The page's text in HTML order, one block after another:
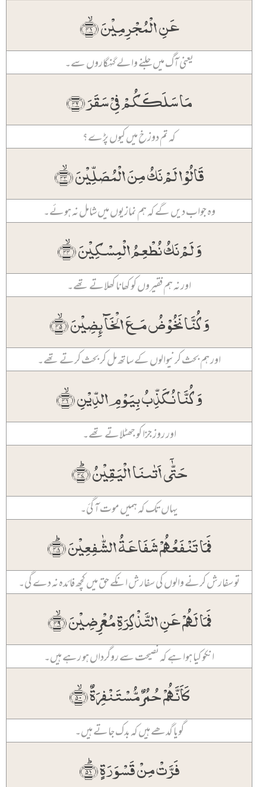
عَنِ الۡمُجۡرِمِیۡنَ ﴿ۙ۴۱﴾
یعنی آگ میں جلنے والے گنہگاروں سے۔
مَا سَلَکَکُمۡ فِیۡ سَقَرَ ﴿۴۲﴾
کہ تم دوزخ میں کیوں پڑے؟
قَالُوۡا لَمۡ نَکُ مِنَ الۡمُصَلِّیۡنَ ﴿ۙ۴۳﴾
وہ جواب دیں گے کہ ہم نمازیوں میں شامل نہ ہوئے۔
وَ لَمۡ نَکُ نُطۡعِمُ الۡمِسۡکِیۡنَ ﴿ۙ۴۴﴾
اور نہ ہم فقیروں کو کھانا کھلاتے تھے۔
وَ کُنَّا نَخُوۡضُ مَعَ الۡخَآئِضِیۡنَ ﴿ۙ۴۵﴾
اور ہم بحث کرنیوالوں کے ساتھ مل کر بحث کرتے تھے۔
وَ کُنَّا نُکَذِّبُ بِیَوۡمِ الدِّیۡنِ ﴿ۙ۴۶﴾
اور روز جزا کو جھٹلاتے تھے۔
حَتّٰۤی اَتٰىنَا الۡیَقِیۡنُ ﴿ؕ۴۷﴾
یہاں تک کہ ہمیں موت آ گئ۔
فَمَا تَنۡفَعُہُمۡ شَفَاعَۃُ الشّٰفِعِیۡنَ ﴿ؕ۴۸﴾
تو سفارش کرنے والوں کی سفارش انکے حق میں کچھ فائدہ نہ دے گی۔
فَمَا لَہُمۡ عَنِ التَّذۡکِرَۃِ مُعۡرِضِیۡنَ ﴿ۙ۴۹﴾
انکو کیا ہوا ہے کہ نصیحت سے روگرداں ہو رہے ہیں۔
کَاَنَّہُمۡ حُمُرٌ مُّسۡتَنۡفِرَۃٌ ﴿ۙ۵۰﴾
گویا گدھے ہیں کہ بدک جاتے ہیں۔
فَرَّتۡ مِنۡ قَسۡوَرَۃٍ ﴿ؕ۵۱﴾